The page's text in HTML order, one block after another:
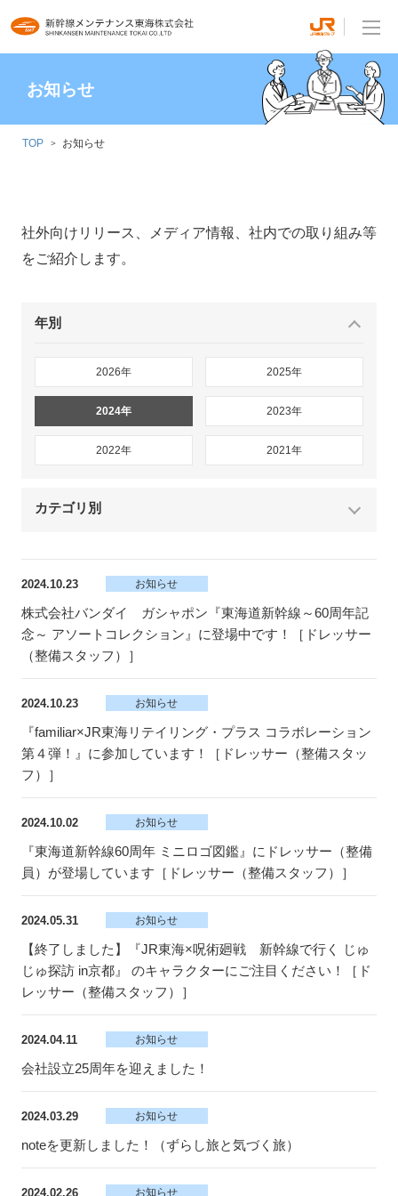
お知らせ
TOP お知らせ
社外向けリリース、メディア情報、社内での取り組み等
をご紹介します。
年別
2026年 2025年
2024年 2023年
2022年 2021年
カテゴリ別
2024.10.23 お知らせ
株式会社バンダイ ガシャポン『東海道新幹線～60周年記
念～ アソートコレクション』に登場中です！［ドレッサー
（整備スタッフ）］
2024.10.23 お知らせ
『familiar×JR東海リテイリング・プラス コラボレーション
第４弾！』に参加しています！［ドレッサー（整備スタッ
フ）］
2024.10.02 お知らせ
『東海道新幹線60周年 ミニロゴ図鑑』にドレッサー（整備
員）が登場しています［ドレッサー（整備スタッフ）］
2024.05.31 お知らせ
【終了しました】『JR東海×呪術廻戦 新幹線で行く じゅ
じゅ探訪 in京都』 のキャラクターにご注目ください！［ド
レッサー（整備スタッフ）］
2024.04.11 お知らせ
会社設立25周年を迎えました！
2024.03.29 お知らせ
noteを更新しました！（ずらし旅と気づく旅）
2024.02.26 お知らせ